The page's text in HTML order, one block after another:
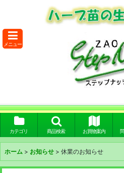
メニュー
カテゴリ 商品検索 お買物案内
ホーム > お知らせ > 休業のお知らせ